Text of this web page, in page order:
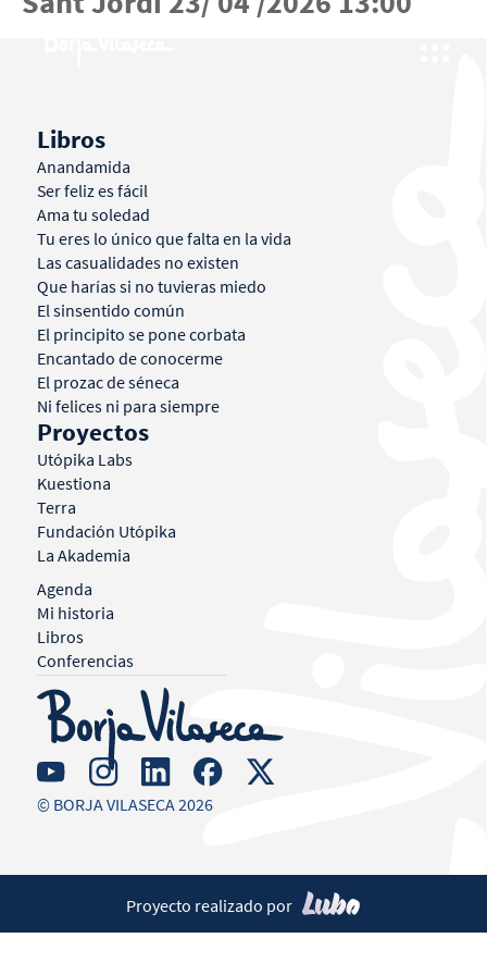
© BORJA VILASECA 2026
Libros
Anandamida
Ser feliz es fácil
Ama tu soledad
Tu eres lo único que falta en la vida
Las casualidades no existen
Que harías si no tuvieras miedo
El sinsentido común
El principito se pone corbata
Encantado de conocerme
El prozac de séneca
Ni felices ni para siempre
Proyectos
Utópika Labs
Kuestiona
Terra
Fundación Utópika
La Akademia
Agenda
Mi historia
Libros
Conferencias
Proyecto realizado por